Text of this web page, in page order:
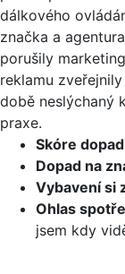
dálkového
značka a
porušily
reklamu
době neslýchaný
praxe.
Skóre
Dopad na
Vybavení si
Ohlas
jsem kdy